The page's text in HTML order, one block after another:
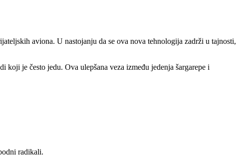
aviona. U nastojanju da se ova nova tehnologija zadrži u tajnosti,
je često jedu. Ova ulepšana veza između jedenja šargarepe i
radikali.